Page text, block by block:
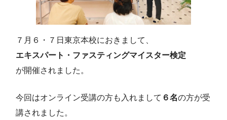
７月６・７日東京本校におきまして、
エキスパート・ファスティングマイスター検定
が開催されました。
今回はオンライン受講の方も入れまして ６名の方が受
講されました。